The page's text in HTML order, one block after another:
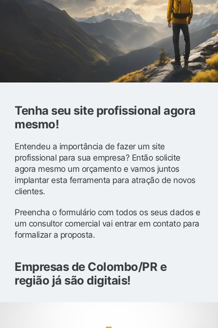
Tenha seu site profissional agora
mesmo!
Entendeu a importância de fazer um site
profissional para sua empresa? Então solicite
agora mesmo um orçamento e vamos juntos
implantar esta ferramenta para atração de novos
clientes.
Preencha o formulário com todos os seus dados e
um consultor comercial vai entrar em contato para
formalizar a proposta.
Empresas de Colombo/PR e
região já são digitais!